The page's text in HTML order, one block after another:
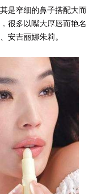
是窄细的鼻子搭配大而
很多以嘴大厚唇而艳名
安吉丽娜朱莉。